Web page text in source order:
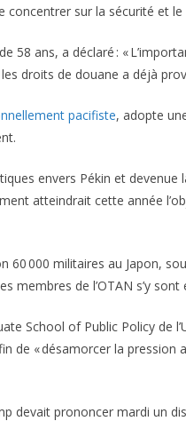
concentrer sur la sécurité et
58 ans, a déclaré : «
droits de douane a déjà
pacifiste, adopte
envers Pékin et
atteindrait cette année
60 000 militaires au Japon,
membres de l’OTAN s’y
School of Public Policy de
de « désamorcer la pression
devait prononcer mardi un